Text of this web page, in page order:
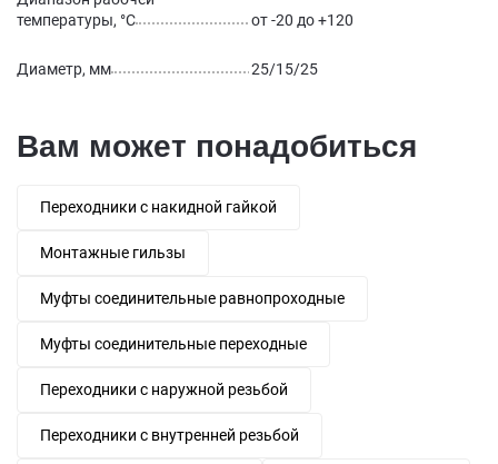
температуры, °С
от -20 до +120
Диаметр, мм 25/15/25
Вам может понадобиться
Переходники с накидной гайкой
Монтажные гильзы
Муфты соединительные равнопроходные
Муфты соединительные переходные
Переходники с наружной резьбой
Переходники с внутренней резьбой